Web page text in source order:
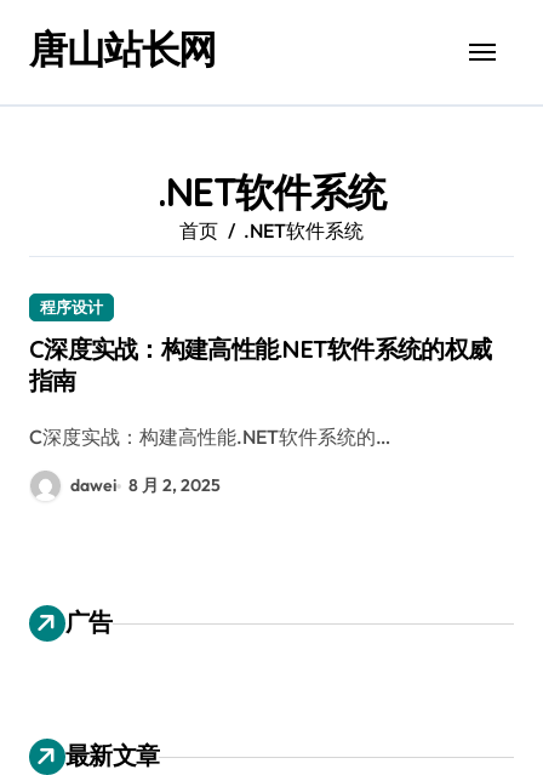
唐山站长网
.NET软件系统
首页 .NET软件系统
程序设计
C深度实战：构建高性能.NET软件系统的权威
指南
C深度实战：构建高性能.NET软件系统的…
dawei 8 月 2, 2025
广告
最新文章